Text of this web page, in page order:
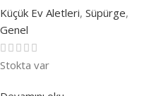
Küçük Ev Aletleri, Süpürge,
Genel
Stokta var